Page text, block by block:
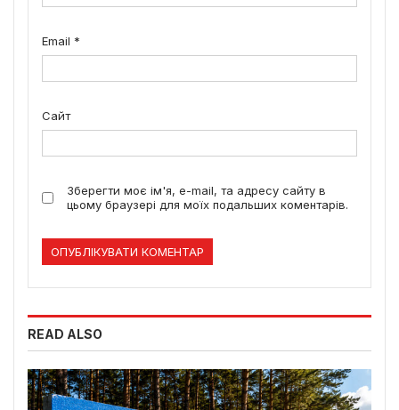
Email *
Сайт
Зберегти моє ім'я, e-mail, та адресу сайту в
цьому браузері для моїх подальших коментарів.
READ ALSO